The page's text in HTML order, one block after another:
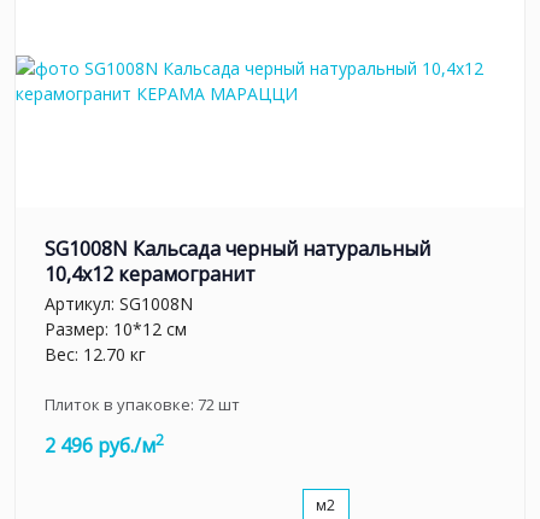
SG1008N Кальсада черный натуральный
10,4х12 керамогранит
Артикул: SG1008N
Размер: 10*12 см
Вес: 12.70 кг
Плиток в упаковке: 72шт
2 496 руб./м2
м2